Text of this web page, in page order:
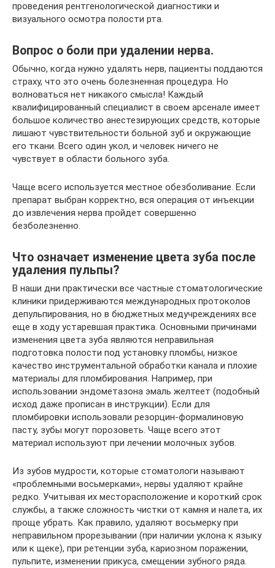
проведения рентгенологической диагностики и
визуального осмотра полости рта.
Вопрос о боли при удалении нерва.
Обычно, когда нужно удалять нерв, пациенты поддаются
страху, что это очень болезненная процедура. Но
волноваться нет никакого смысла! Каждый
квалифицированный специалист в своем арсенале имеет
большое количество анестезирующих средств, которые
лишают чувствительности больной зуб и окружающие
его ткани. Всего один укол, и человек ничего не
чувствует в области больного зуба.
Чаще всего используется местное обезболивание. Если
препарат выбран корректно, вся операция от инъекции
до извлечения нерва пройдет совершенно
безболезненно.
Что означает изменение цвета зуба после
удаления пульпы?
В наши дни практически все частные стоматологические
клиники придерживаются международных протоколов
депульпирования, но в бюджетных медучреждениях все
еще в ходу устаревшая практика. Основными причинами
изменения цвета зуба являются неправильная
подготовка полости под установку пломбы, низкое
качество инструментальной обработки канала и плохие
материалы для пломбирования. Например, при
использовании эндометазона эмаль желтеет (подобный
исход даже прописан в инструкции). Если для
пломбировки использовали резорцин-формалиновую
пасту, зубы могут порозоветь. Чаще всего этот
материал используют при лечении молочных зубов.
Из зубов мудрости, которые стоматологи называют
«проблемными восьмерками», нервы удаляют крайне
редко. Учитывая их месторасположение и короткий срок
службы, а также сложность чистки от камня и налета, их
проще убрать. Как правило, удаляют восьмерку при
неправильном прорезывании (при наличии уклона к языку
или к щеке), при ретенции зуба, кариозном поражении,
пульпите, изменении прикуса, смещении зубного ряда.